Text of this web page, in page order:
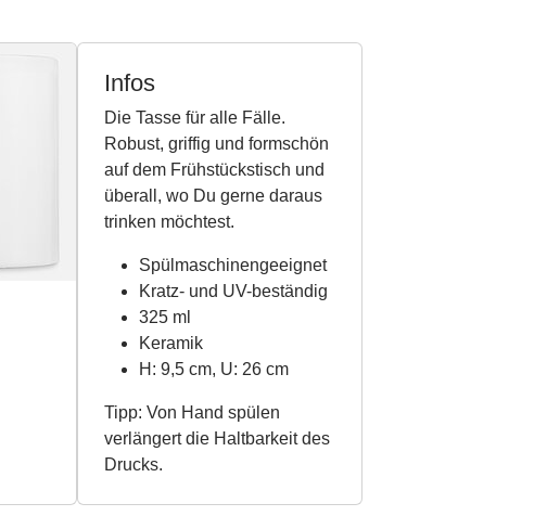
Infos
Die Tasse für alle Fälle.
Robust, griffig und formschön
auf dem Frühstückstisch und
überall, wo Du gerne daraus
trinken möchtest.
Spülmaschinengeeignet
Kratz- und UV-beständig
325 ml
Keramik
H: 9,5 cm, U: 26 cm
Tipp: Von Hand spülen
verlängert die Haltbarkeit des
Drucks.